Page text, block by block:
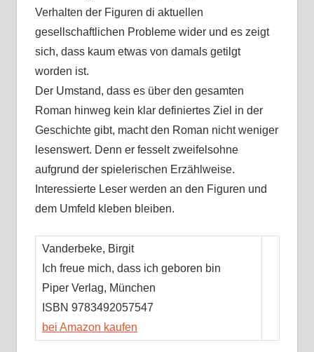
Verhalten der Figuren di aktuellen
gesellschaftlichen Probleme wider und es zeigt
sich, dass kaum etwas von damals getilgt
worden ist.
Der Umstand, dass es über den gesamten
Roman hinweg kein klar definiertes Ziel in der
Geschichte gibt, macht den Roman nicht weniger
lesenswert. Denn er fesselt zweifelsohne
aufgrund der spielerischen Erzählweise.
Interessierte Leser werden an den Figuren und
dem Umfeld kleben bleiben.
Vanderbeke, Birgit
Ich freue mich, dass ich geboren bin
Piper Verlag, München
ISBN 9783492057547
bei Amazon kaufen